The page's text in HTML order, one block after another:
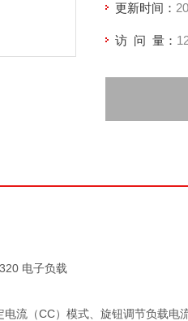
更新时间：
访 问 量：
电子负载
流（CC）模式、旋钮调节负载电